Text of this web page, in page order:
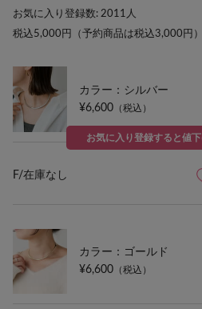
お気に入り登録数: 2011 人
税込5,000円（予約商品は税込3,000円
カラー：シルバー
¥6,600 （税込）
F/在庫なし
お気に入り登録すると値
カラー：ゴールド
¥6,600 （税込）